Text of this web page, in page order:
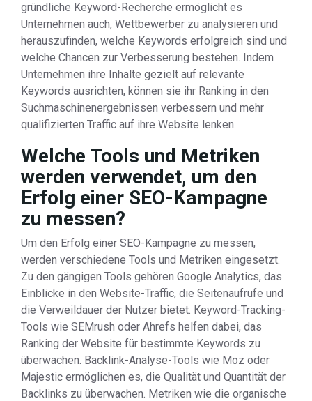
gründliche Keyword-Recherche ermöglicht es
Unternehmen auch, Wettbewerber zu analysieren und
herauszufinden, welche Keywords erfolgreich sind und
welche Chancen zur Verbesserung bestehen. Indem
Unternehmen ihre Inhalte gezielt auf relevante
Keywords ausrichten, können sie ihr Ranking in den
Suchmaschinenergebnissen verbessern und mehr
qualifizierten Traffic auf ihre Website lenken.
Welche Tools und Metriken
werden verwendet, um den
Erfolg einer SEO-Kampagne
zu messen?
Um den Erfolg einer SEO-Kampagne zu messen,
werden verschiedene Tools und Metriken eingesetzt.
Zu den gängigen Tools gehören Google Analytics, das
Einblicke in den Website-Traffic, die Seitenaufrufe und
die Verweildauer der Nutzer bietet. Keyword-Tracking-
Tools wie SEMrush oder Ahrefs helfen dabei, das
Ranking der Website für bestimmte Keywords zu
überwachen. Backlink-Analyse-Tools wie Moz oder
Majestic ermöglichen es, die Qualität und Quantität der
Backlinks zu überwachen. Metriken wie die organische